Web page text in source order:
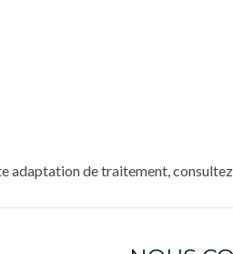
adaptation de traitement,